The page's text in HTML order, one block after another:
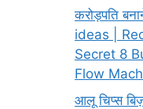
करोड़पति
ideas |
Secret 8
Flow
आलू चिप्स